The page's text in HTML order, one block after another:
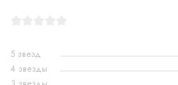
5 звезд
4 звезды